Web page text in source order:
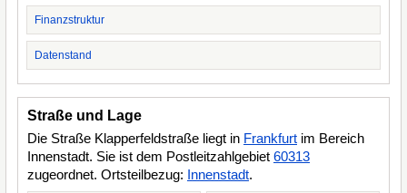
Finanzstruktur
Datenstand
Straße und Lage
Die Straße Klapperfeldstraße liegt in Frankfurt im Bereich
Innenstadt. Sie ist dem Postleitzahlgebiet 60313
zugeordnet. Ortsteilbezug: Innenstadt.